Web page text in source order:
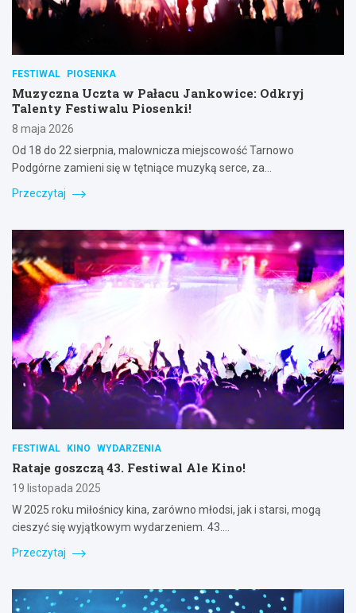
FESTIWAL PIOSENKA
Muzyczna Uczta w Pałacu Jankowice: Odkryj
Talenty Festiwalu Piosenki!
8 maja 2026
Od 18 do 22 sierpnia, malownicza miejscowość Tarnowo
Podgórne zamieni się w tętniące muzyką serce, za…
Przeczytaj
FESTIWAL KINO WYDARZENIA
Rataje goszczą 43. Festiwal Ale Kino!
19 listopada 2025
W 2025 roku miłośnicy kina, zarówno młodsi, jak i starsi, mogą
cieszyć się wyjątkowym wydarzeniem. 43.…
Przeczytaj